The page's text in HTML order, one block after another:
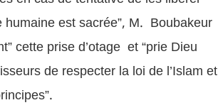
est sacrée”, M. Boubakeur
cette prise d’otage et “prie Dieu
de respecter la loi de l’Islam et